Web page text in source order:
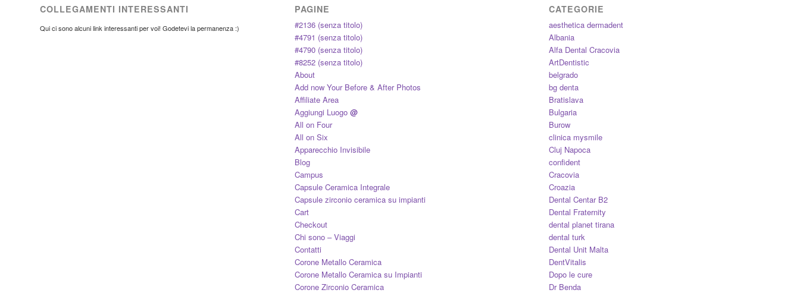
COLLEGAMENTI INTERESSANTI
Qui ci sono alcuni link interessanti per voi! Godetevi la permanenza :)
PAGINE
#2136 (senza titolo)
#4791 (senza titolo)
#4790 (senza titolo)
#8252 (senza titolo)
About
Add now Your Before & After Photos
Affiliate Area
Aggiungi Luogo @
All on Four
All on Six
Apparecchio Invisibile
Blog
Campus
Capsule Ceramica Integrale
Capsule zirconio ceramica su impianti
Cart
Checkout
Chi sono – Viaggi
Contatti
Corone Metallo Ceramica
Corone Metallo Ceramica su Impianti
Corone Zirconio Ceramica
CATEGORIE
aesthetica dermadent
Albania
Alfa Dental Cracovia
ArtDentistic
belgrado
bg denta
Bratislava
Bulgaria
Burow
clinica mysmile
Cluj Napoca
confident
Cracovia
Croazia
Dental Centar B2
Dental Fraternity
dental planet tirana
dental turk
Dental Unit Malta
DentVitalis
Dopo le cure
Dr Benda